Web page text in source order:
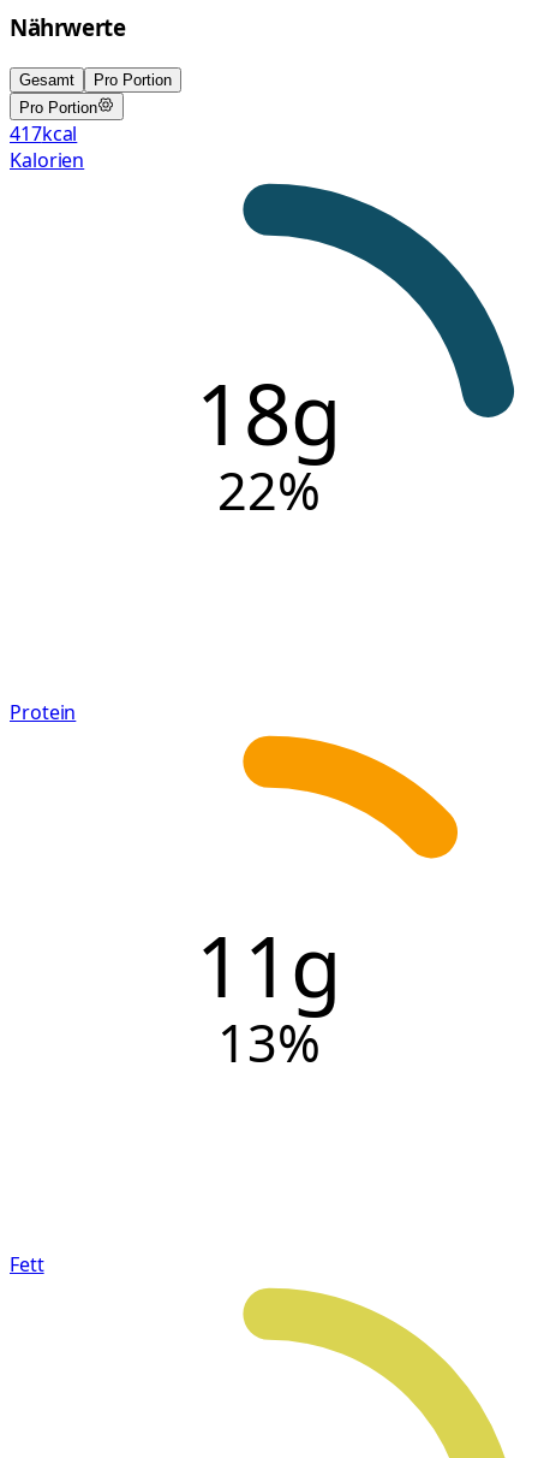
Nährwerte
Gesamt
Pro Portion
Pro Portion
417kcal
Kalorien
18g
22%
Protein
11g
13%
Fett